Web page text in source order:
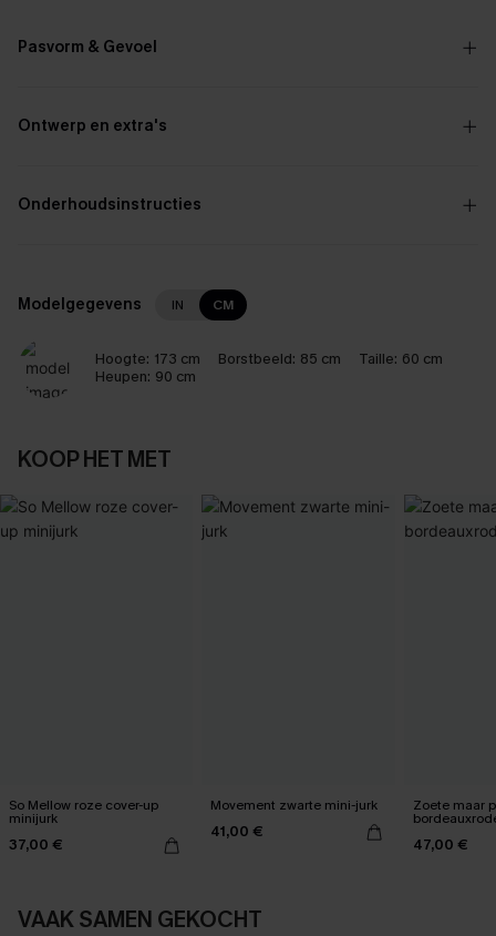
Pasvorm & Gevoel
Ontwerp en extra's
Onderhoudsinstructies
Modelgegevens IN CM
Hoogte: 173 cm Borstbeeld: 85 cm Taille: 60 cm
Heupen: 90 cm
KOOP HET MET
So Mellow roze cover-up
minijurk
37,00 €
Movement zwarte mini-jurk
41,00 €
Zoete maar
47,00 €
VAAK SAMEN GEKOCHT